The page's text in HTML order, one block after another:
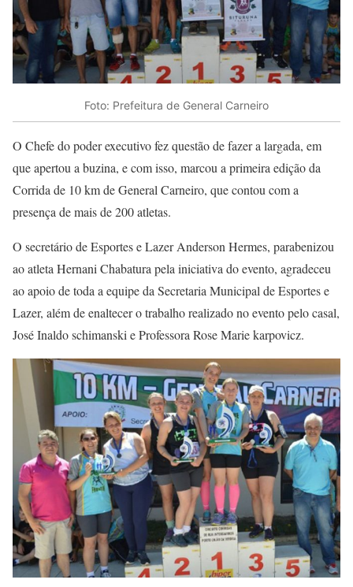
Foto: Prefeitura de General Carneiro
O Chefe do poder executivo fez questão de fazer a largada, em
que apertou a buzina, e com isso, marcou a primeira edição da
Corrida de 10 km de General Carneiro, que contou com a
presença de mais de 200 atletas.
O secretário de Esportes e Lazer Anderson Hermes, parabenizou
ao atleta Hernani Chabatura pela iniciativa do evento, agradeceu
ao apoio de toda a equipe da Secretaria Municipal de Esportes e
Lazer, além de enaltecer o trabalho realizado no evento pelo casal,
José Inaldo schimanski e Professora Rose Marie karpovicz.